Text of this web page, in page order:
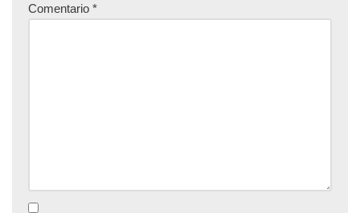
Comentario *